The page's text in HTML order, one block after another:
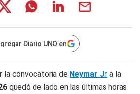
Diario UNO en
la convocatoria de Neymar Jr a la
quedó de lado en las últimas horas